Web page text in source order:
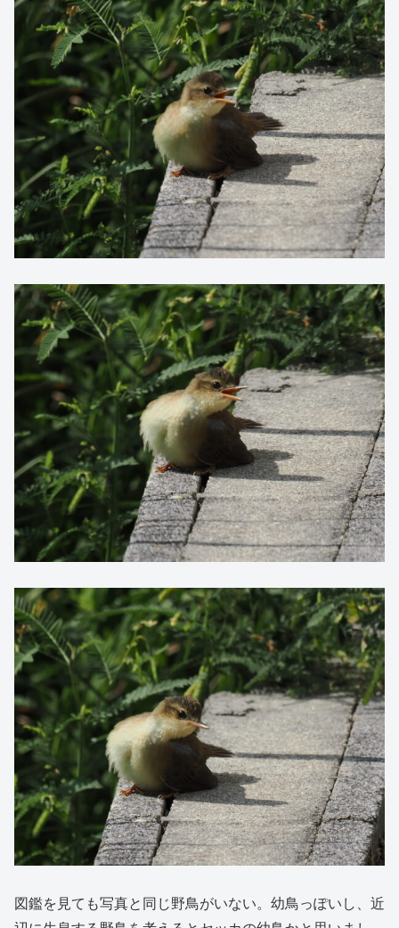
図鑑を見ても写真と同じ野鳥がいない。幼鳥っぽいし、近